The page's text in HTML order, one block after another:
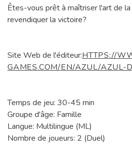
Êtes-vous prêt à maîtriser l'art de
revendiquer la victoire?
Site Web de l'éditeur:HTTPS://
GAMES.COM/EN/AZUL/AZUL-
Temps de jeu: 30-45 min
Groupe d'âge: Famille
Langue: Multilingue (ML)
Nombre de joueurs: 2 (Duel)